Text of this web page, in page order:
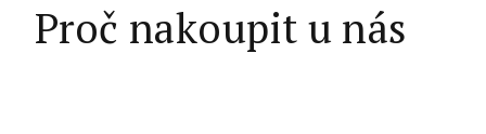
Proč nakoupit u nás